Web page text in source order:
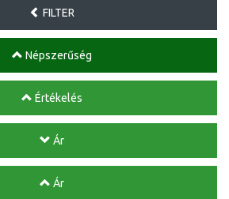
FILTER
Népszerűség
Értékelés
Ár
Ár